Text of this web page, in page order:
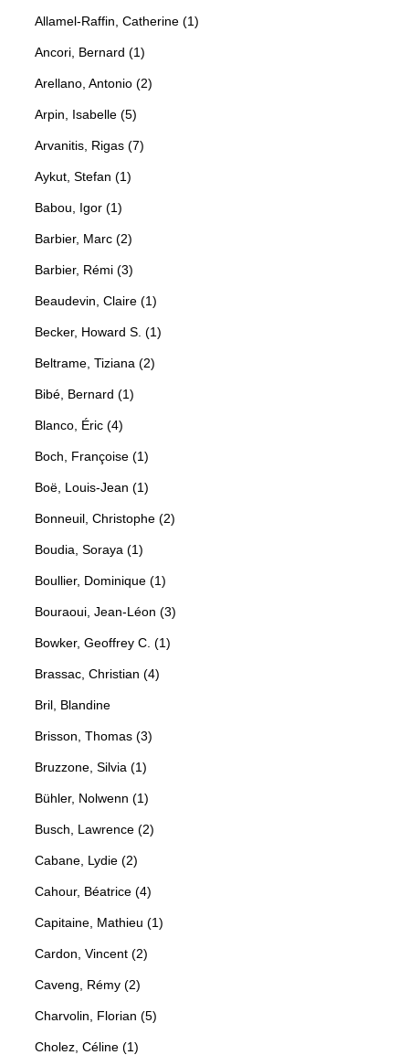
Allamel-Raffin, Catherine (1)
Ancori, Bernard (1)
Arellano, Antonio (2)
Arpin, Isabelle (5)
Arvanitis, Rigas (7)
Aykut, Stefan (1)
Babou, Igor (1)
Barbier, Marc (2)
Barbier, Rémi (3)
Beaudevin, Claire (1)
Becker, Howard S. (1)
Beltrame, Tiziana (2)
Bibé, Bernard (1)
Blanco, Éric (4)
Boch, Françoise (1)
Boë, Louis-Jean (1)
Bonneuil, Christophe (2)
Boudia, Soraya (1)
Boullier, Dominique (1)
Bouraoui, Jean-Léon (3)
Bowker, Geoffrey C. (1)
Brassac, Christian (4)
Bril, Blandine
Brisson, Thomas (3)
Bruzzone, Silvia (1)
Bühler, Nolwenn (1)
Busch, Lawrence (2)
Cabane, Lydie (2)
Cahour, Béatrice (4)
Capitaine, Mathieu (1)
Cardon, Vincent (2)
Caveng, Rémy (2)
Charvolin, Florian (5)
Cholez, Céline (1)